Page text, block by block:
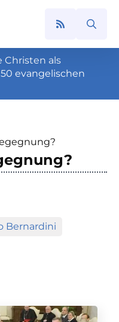
Search
Christen als
evangelischen
Bernardini